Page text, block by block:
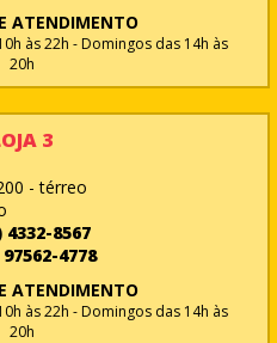
ATENDIMENTO
às 22h - Domingos das 14h às
20h
3
- térreo
4332-8567
4778
ATENDIMENTO
às 22h - Domingos das 14h às
20h